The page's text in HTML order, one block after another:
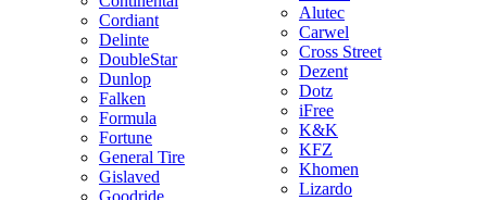
Cordiant
Delinte
DoubleStar
Dunlop
Falken
Formula
Fortune
General Tire
Gislaved
Goodride
Alutec
Carwel
Cross Street
Dezent
Dotz
iFree
K&K
KFZ
Khomen
Lizardo